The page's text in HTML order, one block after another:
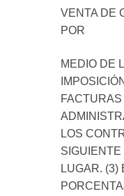
VENTA DE
POR
MEDIO DE
LOS
LUGAR.